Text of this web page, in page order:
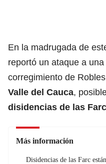
En la madrugada de
reportó un ataque a
corregimiento de
Valle del Cauca,
disidencias de las Farc
Más información
Disidencias de las Farc